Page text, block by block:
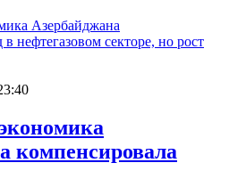
компенсировала